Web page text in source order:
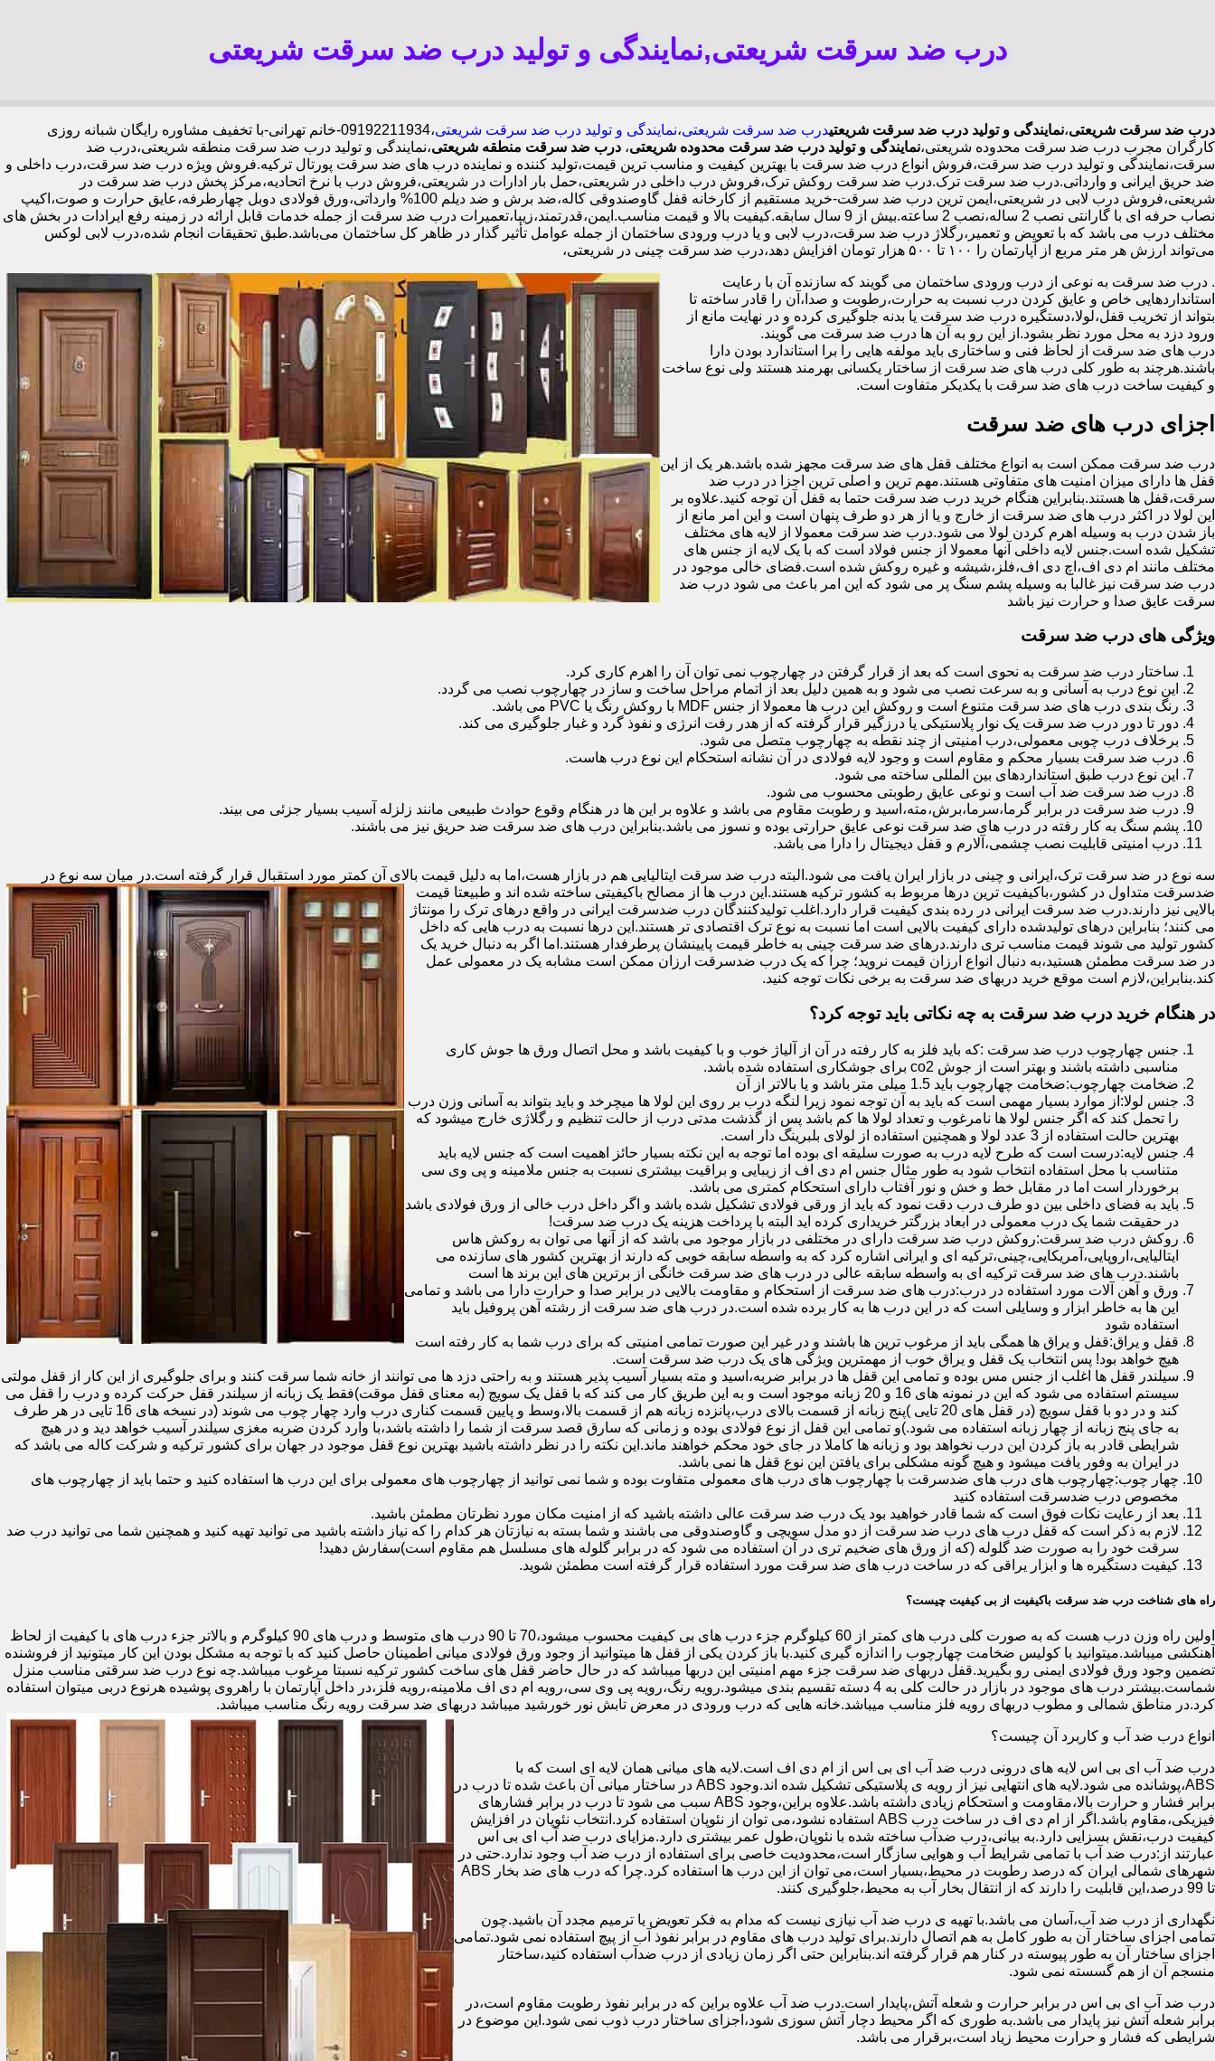
درب ضد سرقت شریعتی,نمایندگی و تولید درب ضد سرقت شریعتی
درب ضد سرقت شریعتی،نمایندگی و تولید درب ضد سرقت شریعتیدرب ضد سرقت شریعتی،نمایندگی و تولید درب ضد سرقت شریعتی
،09192211934-خانم تهرانی-با تخفیف مشاوره رایگان شبانه روزی
کارگران مجرب درب ضد سرقت محدوده شریعتی،نمایندگی و تولید درب ضد سرقت محدوده شریعتی، درب ضد سرقت منطقه شریعتی،نمایندگی و تولید درب ضد سرقت منطقه شریعتی،درب ضد
سرقت،نمایندگی و تولید درب ضد سرقت،فروش انواع درب ضد سرقت با بهترین کیفیت و مناسب ترین قیمت،تولید کننده و نماینده درب های ضد سرقت پورتال ترکیه.فروش ویژه درب ضد سرقت،درب داخلی و
ضد حریق ایرانی و وارداتی.درب ضد سرقت ترک.درب ضد سرقت روکش ترک،فروش درب داخلی در شریعتی،حمل بار ادارات در شریعتی،فروش درب با نرخ اتحادیه،مرکز پخش درب ضد سرقت در
شریعتی،فروش درب لابی در شریعتی،ایمن ترین درب ضد سرقت-خرید مستقیم از کارخانه قفل گاوصندوقی کاله،ضد برش و ضد دیلم 100% وارداتی،ورق فولادی دوبل چهارطرفه،عایق حرارت و صوت،اکیپ
نصاب حرفه ای با گارانتی نصب 2 ساله،نصب 2 ساعته.بیش از 9 سال سابقه.کیفیت بالا و قیمت مناسب.ایمن،قدرتمند،زیبا،تعمیرات درب ضد سرقت از جمله خدمات قابل ارائه در زمینه رفع ایرادات در بخش های
مختلف درب می باشد که با تعویض و تعمیر،رگلاژ درب ضد سرقت،درب لابی و یا درب ورودی ساختمان از جمله عوامل تأثیر گذار در ظاهر کل ساختمان می‌باشد.طبق تحقیقات انجام شده،درب لابی لوکس
می‌تواند ارزش هر متر مربع از آپارتمان را ۱۰۰ تا ۵۰۰ هزار تومان افزایش دهد،درب ضد سرقت چینی در شریعتی،
. درب ضد سرقت به نوعی از درب ورودی ساختمان می گویند که سازنده آن با رعایت
استانداردهایی خاص و عایق کردن درب نسبت به حرارت،رطوبت و صدا،آن را قادر ساخته تا
بتواند از تخریب قفل،لولا،دستگیره درب ضد سرقت یا بدنه جلوگیری کرده و در نهایت مانع از
ورود دزد به محل مورد نظر بشود.از این رو به آن ها درب ضد سرقت می گویند.
درب های ضد سرقت از لحاظ فنی و ساختاری باید مولفه هایی را برا استاندارد بودن دارا
باشند.هرچند به طور کلی درب های ضد سرقت از ساختار یکسانی بهرمند هستند ولی نوع ساخت
و کیفیت ساخت درب های ضد سرقت با یکدیکر متفاوت است.
اجزای درب های ضد سرقت
درب ضد سرقت ممکن است به انواع مختلف قفل های ضد سرقت مجهز شده باشد.هر یک از این
قفل ها دارای میزان امنیت های متفاوتی هستند.مهم ترین و اصلی ترین اجزا در درب ضد
سرقت،قفل ها هستند.بنابراین هنگام خرید درب ضد سرقت حتما به قفل آن توجه کنید.علاوه بر
این لولا در اکثر درب های ضد سرقت از خارج و یا از هر دو طرف پنهان است و این امر مانع از
باز شدن درب به وسیله اهرم کردن لولا می شود.درب ضد سرقت معمولا از لایه های مختلف
تشکیل شده است.جنس لایه داخلی آنها معمولا از جنس فولاد است که با یک لایه از جنس های
مختلف مانند ام دی اف،اچ دی اف،فلز،شیشه و غیره روکش شده است.فضای خالی موجود در
درب ضد سرقت نیز غالبا به وسیله پشم سنگ پر می شود که این امر باعث می شود درب ضد
سرقت عایق صدا و حرارت نیز باشد
ویژگی های درب ضد سرقت
ساختار درب ضد سرقت به نحوی است که بعد از قرار گرفتن در چهارچوب نمی توان آن را اهرم کاری کرد.
این نوع درب به آسانی و به سرعت نصب می شود و به همین دلیل بعد از اتمام مراحل ساخت و ساز در چهارچوب نصب می گردد.
رنگ بندی درب های ضد سرقت متنوع است و روکش این درب ها معمولا از جنس MDF با روکش رنگ یا PVC می باشد.
دور تا دور درب ضد سرقت یک نوار پلاستیکی یا درزگیر قرار گرفته که از هدر رفت انرژی و نفوذ گرد و غبار جلوگیری می کند.
برخلاف درب چوبی معمولی،درب امنیتی از چند نقطه به چهارچوب متصل می شود.
درب ضد سرقت بسیار محکم و مقاوم است و وجود لایه فولادی در آن نشانه استحکام این نوع درب هاست.
این نوع درب طبق استانداردهای بین المللی ساخته می شود.
درب ضد سرقت ضد آب است و نوعی عایق رطوبتی محسوب می شود.
درب ضد سرقت در برابر گرما،سرما،برش،مته،اسید و رطوبت مقاوم می باشد و علاوه بر این ها در هنگام وقوع حوادث طبیعی مانند زلزله آسیب بسیار جزئی می بیند.
پشم سنگ به کار رفته در درب های ضد سرقت نوعی عایق حرارتی بوده و نسوز می باشد.بنابراین درب های ضد سرقت ضد حریق نیز می باشند.
درب امنیتی قابلیت نصب چشمی،آلارم و قفل دیجیتال را دارا می باشد.
سه نوع در ضد سرقت ترک،ایرانی و چینی در بازار ایران یافت می شود.البته درب ضد سرقت ایتالیایی هم در بازار هست،اما به دلیل قیمت بالای آن کمتر مورد استقبال قرار گرفته است.در میان سه نوع در
ضدسرقت متداول در کشور،باکیفیت ترین درها مربوط به کشور ترکیه هستند.این درب ها از مصالح باکیفیتی ساخته شده اند و طبیعتا قیمت
بالایی نیز دارند.درب ضد سرقت ایرانی در رده بندی کیفیت قرار دارد.اغلب تولیدکنندگان درب ضدسرقت ایرانی در واقع درهای ترک را مونتاژ
می کنند؛ بنابراین درهای تولیدشده دارای کیفیت بالایی است اما نسبت به نوع ترک اقتصادی تر هستند.این درها نسبت به درب هایی که داخل
کشور تولید می شوند قیمت مناسب تری دارند.درهای ضد سرقت چینی به خاطر قیمت پایینشان پرطرفدار هستند.اما اگر به دنبال خرید یک
در ضد سرقت مطمئن هستید،به دنبال انواع ارزان قیمت نروید؛ چرا که یک درب ضدسرقت ارزان ممکن است مشابه یک در معمولی عمل
کند.بنابراین،لازم است موقع خرید دربهای ضد سرقت به برخی نکات توجه کنید.
در هنگام خرید درب ضد سرقت به چه نکاتی باید توجه کرد؟
جنس چهارچوب درب ضد سرقت :که باید فلز به کار رفته در آن از آلیاژ خوب و با کیفیت باشد و محل اتصال ورق ها جوش کاری
مناسبی داشته باشند و بهتر است از جوش co2 برای جوشکاری استفاده شده باشد.
ضخامت چهارچوب:ضخامت چهارچوب باید 1.5 میلی متر باشد و یا بالاتر از آن
جنس لولا:از موارد بسیار مهمی است که باید به آن توجه نمود زیرا لنگه درب بر روی این لولا ها میچرخد و باید بتواند به آسانی وزن درب
را تحمل کند که اگر جنس لولا ها نامرغوب و تعداد لولا ها کم باشد پس از گذشت مدتی درب از حالت تنظیم و رگلاژی خارج میشود که
بهترین حالت استفاده از 3 عدد لولا و همچنین استفاده از لولای بلبرینگ دار است.
جنس لایه:درست است که طرح لایه درب به صورت سلیقه ای بوده اما توجه به این نکته بسیار حائز اهمیت است که جنس لایه باید
متناسب با محل استفاده انتخاب شود به طور مثال جنس ام دی اف از زیبایی و براقیت بیشتری نسبت به جنس ملامینه و پی وی سی
برخوردار است اما در مقابل خط و خش و نور آفتاب دارای استحکام کمتری می باشد.
باید به فضای داخلی بین دو طرف درب دقت نمود که باید از ورقی فولادی تشکیل شده باشد و اگر داخل درب خالی از ورق فولادی باشد
در حقیقت شما یک درب معمولی در ابعاد بزرگتر خریداری کرده اید البته با پرداخت هزینه یک درب ضد سرقت!
روکش درب ضد سرقت:روکش درب ضد سرقت دارای در مختلفی در بازار موجود می باشد که از آنها می توان به روکش هاس
ایتالیایی،اروپایی،آمریکایی،چینی،ترکیه ای و ایرانی اشاره کرد که به واسطه سابقه خوبی که دارند از بهترین کشور های سازنده می
باشند.درب های ضد سرقت ترکیه ای به واسطه سابقه عالی در درب های ضد سرقت خانگی از برترین های این برند ها است
ورق و آهن آلات مورد استفاده در درب:درب های ضد سرقت از استحکام و مقاومت بالایی در برابر صدا و حرارت دارا می باشد و تمامی
این ها به خاطر ابزار و وسایلی است که در این درب ها به کار برده شده است.در درب های ضد سرقت از رشته آهن پروفیل باید
استفاده شود
قفل و یراق:قفل و یراق ها همگی باید از مرغوب ترین ها باشند و در غیر این صورت تمامی امنیتی که برای درب شما به کار رفته است
هیچ خواهد بود! پس انتخاب یک قفل و یراق خوب از مهمترین ویژگی های یک درب ضد سرقت است.
سیلندر قفل ها اغلب از جنس مس بوده و تمامی این قفل ها در برابر ضربه،اسید و مته بسیار آسیب پذیر هستند و به راحتی دزد ها می توانند از خانه شما سرقت کنند و برای جلوگیری از این کار از قفل مولتی
سیستم استفاده می شود که این در نمونه های 16 و 20 زبانه موجود است و به این طریق کار می کند که با قفل یک سویچ (به معنای قفل موقت)فقط یک زبانه از سیلندر قفل حرکت کرده و درب را قفل می
کند و در دو با قفل سویچ (در قفل های 20 تایی )پنج زبانه از قسمت بالای درب،پانزده زبانه هم از قسمت بالا،وسط و پایین قسمت کناری درب وارد چهار چوب می شوند (در نسخه های 16 تایی در هر طرف
به جای پنج زبانه از چهار زبانه استفاده می شود.)و تمامی این قفل از نوع فولادی بوده و زمانی که سارق قصد سرقت از شما را داشته باشد،با وارد کردن ضربه مغزی سیلندر آسیب خواهد دید و در هیچ
شرایطی قادر به باز کردن این درب نخواهد بود و زبانه ها کاملا در جای خود محکم خواهند ماند.این نکته را در نظر داشته باشید بهترین نوع قفل موجود در جهان برای کشور ترکیه و شرکت کاله می باشد که
در ایران به وفور یافت میشود و هیچ گونه مشکلی برای یافتن این نوع قفل ها نمی باشد.
چهار چوب:چهارچوب های درب های ضدسرقت با چهارچوب های درب های معمولی متفاوت بوده و شما نمی توانید از چهارچوب های معمولی برای این درب ها استفاده کنید و حتما باید از چهارچوب های
مخصوص درب ضدسرقت استفاده کنید
بعد از رعایت نکات فوق است که شما قادر خواهید بود یک درب ضد سرقت عالی داشته باشید که از امنیت مکان مورد نظرتان مطمئن باشید.
لازم به ذکر است که قفل درب های درب ضد سرقت از دو مدل سویچی و گاوصندوقی می باشند و شما بسته به نیازتان هر کدام را که نیاز داشته باشید می توانید تهیه کنید و همچنین شما می توانید درب ضد
سرقت خود را به صورت ضد گلوله (که از ورق های ضخیم تری در آن استفاده می شود که در برابر گلوله های مسلسل هم مقاوم است)سفارش دهید!
کیفیت دستگیره ها و ابزار یراقی که در ساخت درب های ضد سرقت مورد استفاده قرار گرفته است مطمئن شوید.
راه های شناخت درب ضد سرقت باکیفیت از بی کیفیت چیست؟
اولین راه وزن درب هست که به صورت کلی درب های کمتر از 60 کیلوگرم جزء درب های بی کیفیت محسوب میشود،70 تا 90 درب های متوسط و درب های 90 کیلوگرم و بالاتر جزء درب های با کیفیت از لحاظ
آهنکشی میباشد.میتوانید با کولیس ضخامت چهارچوب را اندازه گیری کنید.با باز کردن یکی از قفل ها میتوانید از وجود ورق فولادی میانی اطمینان حاصل کنید که با توجه به مشکل بودن این کار میتونید از فروشنده
تضمین وجود ورق فولادی ایمنی رو بگیرید.قفل دربهای ضد سرقت جزء مهم امنیتی این دربها میباشد که در حال حاضر قفل های ساخت کشور ترکیه نسبتا مرغوب میباشد.چه نوع درب ضد سرقتی مناسب منزل
شماست.بیشتر درب های موجود در بازار در حالت کلی به 4 دسته تقسیم بندی میشود.رویه رنگ،رویه پی وی سی،رویه ام دی اف ملامینه،رویه فلز،در داخل آپارتمان با راهروی پوشیده هرنوع دربی میتوان استفاده
کرد.در مناطق شمالی و مطوب دربهای رویه فلز مناسب میباشد.خانه هایی که درب ورودی در معرض تابش نور خورشید میباشد دربهای ضد سرقت رویه رنگ مناسب میباشد.
انواع درب ضد آب و کاربرد آن چیست؟
درب ضد آب ای بی اس لایه های درونی درب ضد آب ای بی اس از ام دی اف است.لایه های میانی همان لایه ای است که با
ABS،پوشانده می شود.لایه های انتهایی نیز از رویه ی پلاستیکی تشکیل شده اند.وجود ABS در ساختار میانی آن باعث شده تا درب در
برابر فشار و حرارت بالا،مقاومت و استحکام زیادی داشته باشد.علاوه براین،وجود ABS سبب می شود تا درب در برابر فشارهای
فیزیکی،مقاوم باشد.اگر از ام دی اف در ساخت درب ABS استفاده نشود،می توان از نئوپان استفاده کرد.انتخاب نئوپان در افزایش
کیفیت درب،نقش بسزایی دارد.به بیانی،درب ضدآب ساخته شده با نئوپان،طول عمر بیشتری دارد.مزایای درب ضد آب ای بی اس
عبارتند از:درب ضد آب با تمامی شرایط آب و هوایی سازگار است،محدودیت خاصی برای استفاده از درب ضد آب وجود ندارد.حتی در
شهرهای شمالی ایران که درصد رطوبت در محیط،بسیار است،می توان از این درب ها استفاده کرد.چرا که درب های ضد بخار ABS
تا 99 درصد،این قابلیت را دارند که از انتقال بخار آب به محیط،جلوگیری کنند.
نگهداری از درب ضد آب،آسان می باشد.با تهیه ی درب ضد آب نیازی نیست که مدام به فکر تعویض یا ترمیم مجدد آن باشید.چون
تمامی اجزای ساختار آن به طور کامل به هم اتصال دارند.برای تولید درب های مقاوم در برابر نفوذ آب از پیچ استفاده نمی شود.تمامی
اجزای ساختار آن به طور پیوسته در کنار هم قرار گرفته اند.بنابراین حتی اگر زمان زیادی از درب ضدآب استفاده کنید،ساختار
منسجم آن از هم گسسته نمی شود.
درب ضد آب ای بی اس در برابر حرارت و شعله آتش،پایدار است.درب ضد آب علاوه براین که در برابر نفوذ رطوبت مقاوم است،در
برابر شعله آتش نیز پایدار می باشد.به طوری که اگر محیط دچار آتش سوزی شود،اجزای ساختار درب ذوب نمی شود.این موضوع در
شرایطی که فشار و حرارت محیط زیاد است،برقرار می باشد.